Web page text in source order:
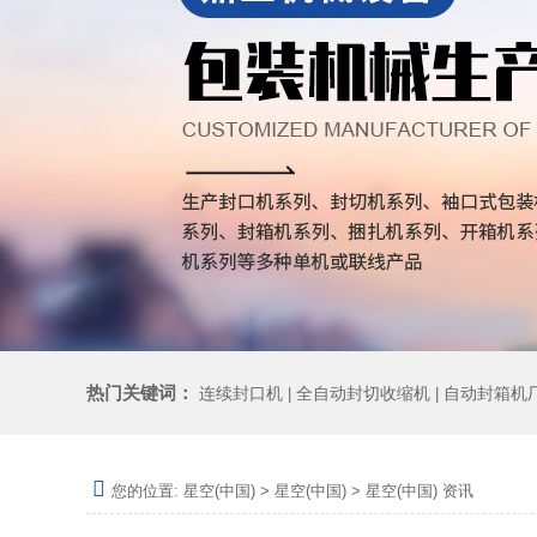
热门关键词： 连续封口机 全自动封切收缩机 自动封箱机
您的位置: 星空(中国) > 星空(中国) > 星空(中国) 资讯